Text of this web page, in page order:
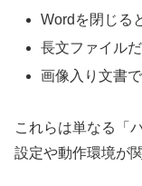
Wordを閉じる
長文ファイル
画像入り文書
これらは単なる「
設定や動作環境が